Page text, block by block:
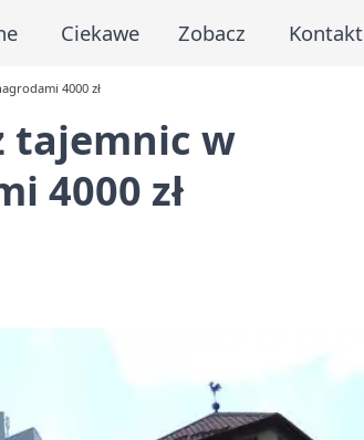
Ciekawe Zobacz Kontakt
4000 zł
tajemnic w
4000 zł